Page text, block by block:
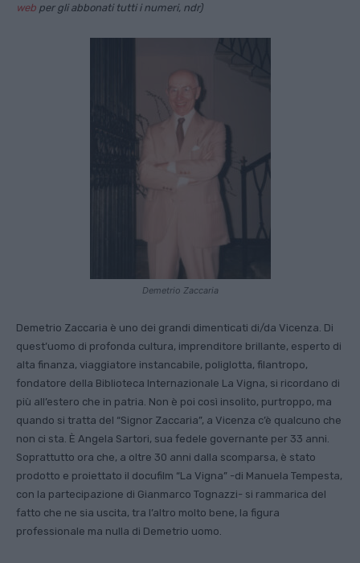
web per gli abbonati tutti i numeri, ndr)
Demetrio Zaccaria
Demetrio Zaccaria è uno dei grandi dimenticati di/da Vi­cenza. Di
quest’uomo di pro­fonda cultura, imprenditore brillante, esperto di
alta finan­za, viaggiatore instancabile, po­liglotta, filantropo,
fondatore della Biblioteca Internazionale La Vigna, si ricordano di
più all’estero che in patria. Non è poi così insolito, purtroppo, ma
quando si tratta del “Signor Zaccaria”, a Vicenza c’è qualcu­no che
non ci sta. È Angela Sar­tori, sua fedele governante per 33 anni.
Soprattutto ora che, a oltre 30 anni dalla scomparsa, è stato
prodotto e proiettato il docufilm “La Vigna” -di Ma­nuela Tempesta,
con la parteci­pazione di Gianmarco Tognaz­zi- si rammarica del
fatto che ne sia uscita, tra l’altro molto bene, la figura
professionale ma nulla di Demetrio uomo.